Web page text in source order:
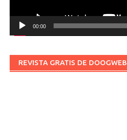
00:00
REVISTA GRATIS DE DOOGWEB